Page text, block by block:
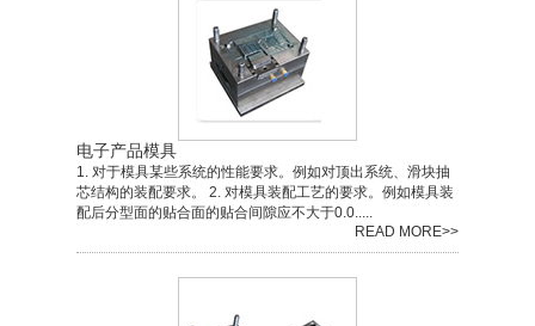
电子产品模具
1. 对于模具某些系统的性能要求。例如对顶出系统、滑块抽
芯结构的装配要求。 2. 对模具装配工艺的要求。例如模具装
配后分型面的贴合面的贴合间隙应不大于0.0.....
READ MORE>>